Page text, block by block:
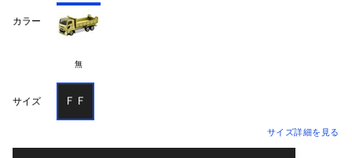
カラー
無
サイズ ＦＦ
サイズ詳細を見る